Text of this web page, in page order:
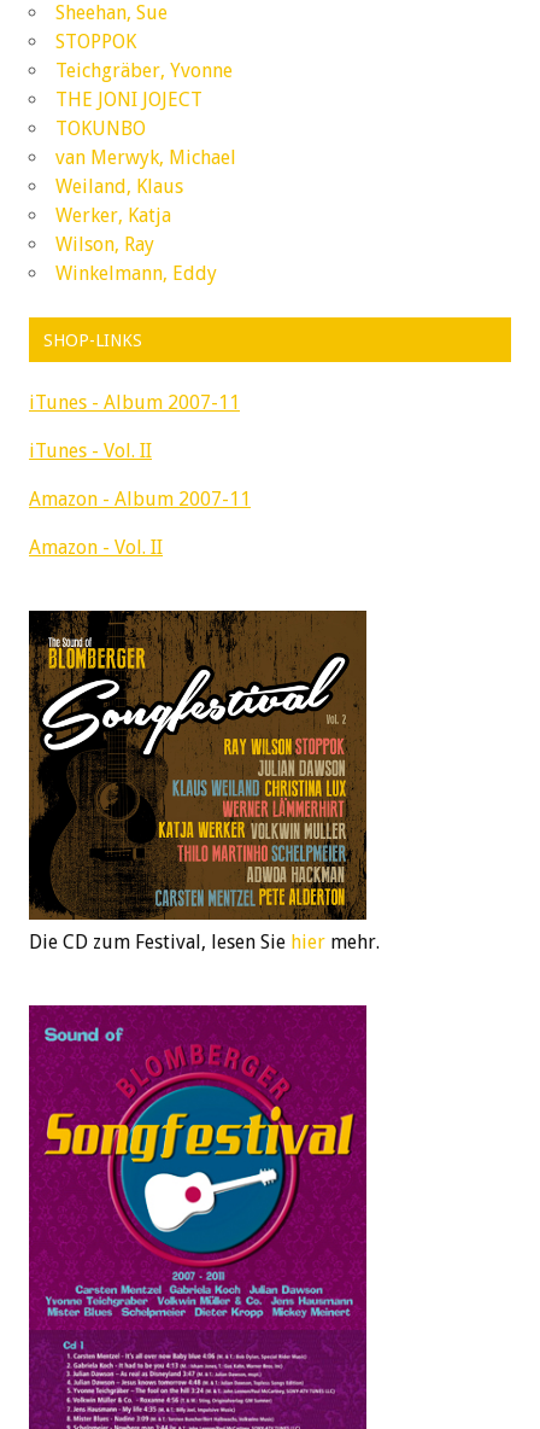
Sheehan, Sue
STOPPOK
Teichgräber, Yvonne
THE JONI JOJECT
TOKUNBO
van Merwyk, Michael
Weiland, Klaus
Werker, Katja
Wilson, Ray
Winkelmann, Eddy
SHOP-LINKS
iTunes - Album 2007-11
iTunes - Vol. II
Amazon - Album 2007-11
Amazon - Vol. II
Die CD zum Festival, lesen Sie hier mehr.